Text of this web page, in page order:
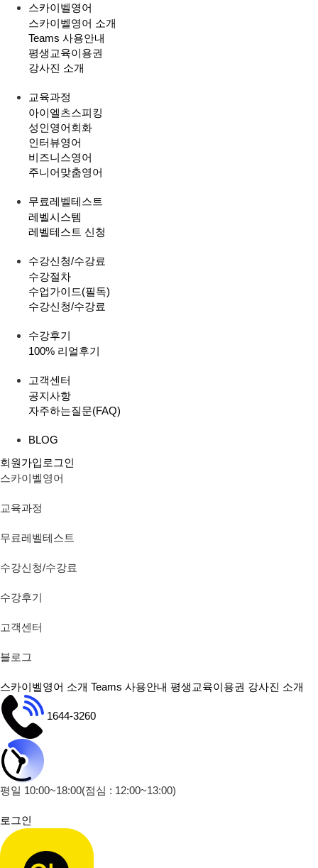
스카이벨영어
스카이벨영어 소개
Teams 사용안내
평생교육이용권
강사진 소개
교육과정
아이엘츠스피킹
성인영어회화
인터뷰영어
비즈니스영어
주니어맞춤영어
무료레벨테스트
레벨시스템
레벨테스트 신청
수강신청/수강료
수강절차
수업가이드(필독)
수강신청/수강료
수강후기
100% 리얼후기
고객센터
공지사항
자주하는질문(FAQ)
BLOG
회원가입 로그인
스카이벨영어
교육과정
무료레벨테스트
수강신청/수강료
수강후기
고객센터
블로그
스카이벨영어 소개 Teams 사용안내 평생교육이용권 강사진 소개
1644-3260
평일 10:00~18:00(점심 : 12:00~13:00)
로그인